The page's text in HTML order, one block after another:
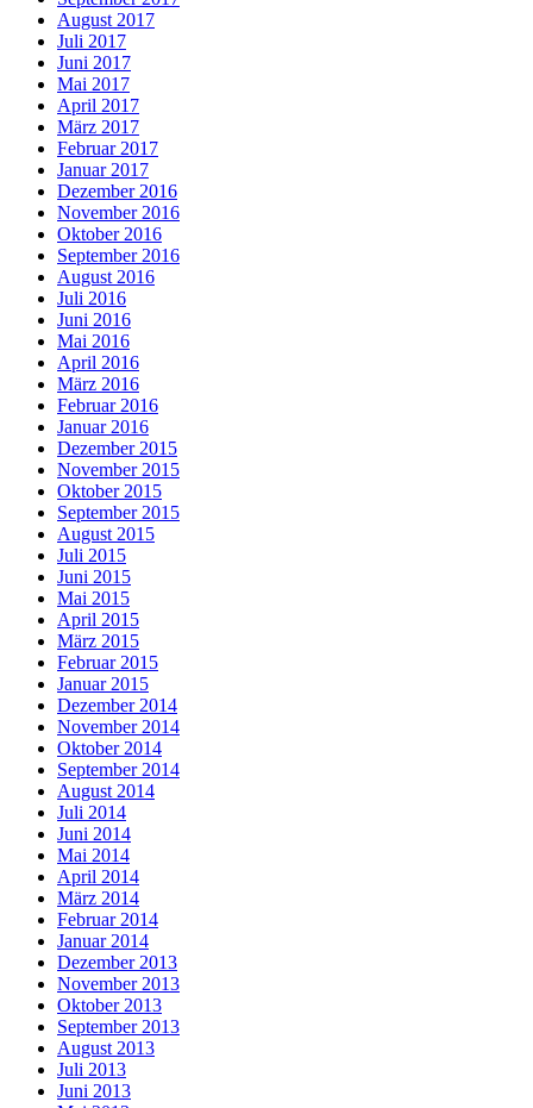
August 2017
Juli 2017
Juni 2017
Mai 2017
April 2017
März 2017
Februar 2017
Januar 2017
Dezember 2016
November 2016
Oktober 2016
September 2016
August 2016
Juli 2016
Juni 2016
Mai 2016
April 2016
März 2016
Februar 2016
Januar 2016
Dezember 2015
November 2015
Oktober 2015
September 2015
August 2015
Juli 2015
Juni 2015
Mai 2015
April 2015
März 2015
Februar 2015
Januar 2015
Dezember 2014
November 2014
Oktober 2014
September 2014
August 2014
Juli 2014
Juni 2014
Mai 2014
April 2014
März 2014
Februar 2014
Januar 2014
Dezember 2013
November 2013
Oktober 2013
September 2013
August 2013
Juli 2013
Juni 2013